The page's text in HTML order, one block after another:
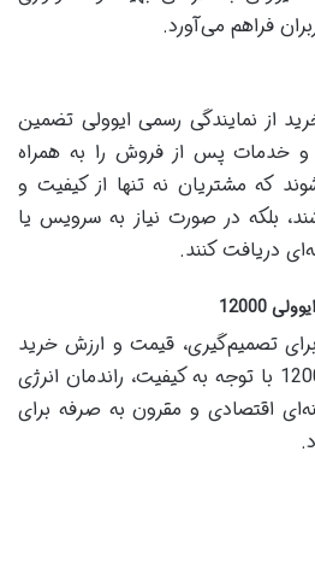
فراهم می‌آورد.
از نمایندگی رسمی ایوولی تضمین
و خدمات پس از فروش را به همراه
که مشتریان نه تنها از کیفیت و
بلکه در صورت نیاز به سرویس یا
دریافت کنند.
12000
تصمیم‌گیری، قیمت و ارزش خرید
کولر گازی است. ایوولی 12000 با توجه به کیفیت، راندمان انرژی
اقتصادی و مقرون به صرفه برای